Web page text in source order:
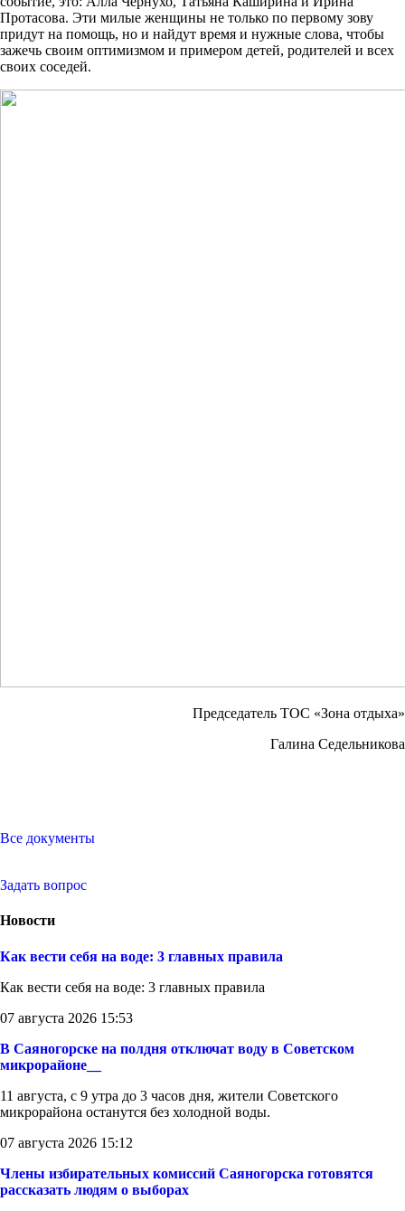
Протасова. Эти милые женщины не только по первому зову
придут на помощь, но и найдут время и нужные слова, чтобы
зажечь своим оптимизмом и примером детей, родителей и всех
своих соседей.
Председатель ТОС «Зона отдыха»
Галина Седельникова
Все документы
Задать вопрос
Новости
Как вести себя на воде: 3 главных правила
Как вести себя на воде: 3 главных правила
07 августа 2026 15:53
В Саяногорске на полдня отключат воду в Советском
микрорайоне__
11 августа, с 9 утра до 3 часов дня, жители Советского
микрорайона останутся без холодной воды.
07 августа 2026 15:12
Члены избирательных комиссий Саяногорска готовятся
рассказать людям о выборах